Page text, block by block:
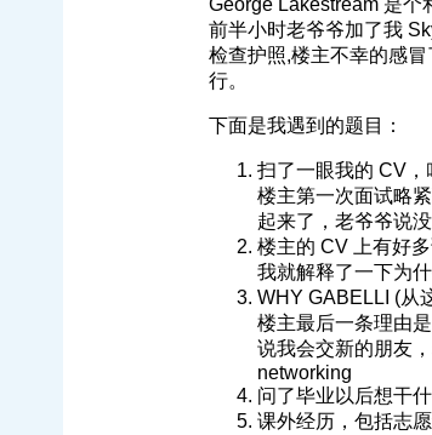
George Lakestream 是
前半小时老爷爷加了我
检查护照,楼主不幸的感
行。
下面是我遇到的题目：
扫了一眼我的 CV
楼主第一次面试略
起来了，老爷爷说
楼主的 CV 上有好
我就解释了一下为
WHY GABELLI (从
楼主最后一条理由
说我会交新的朋友
networking
问了毕业以后想干
课外经历，包括志